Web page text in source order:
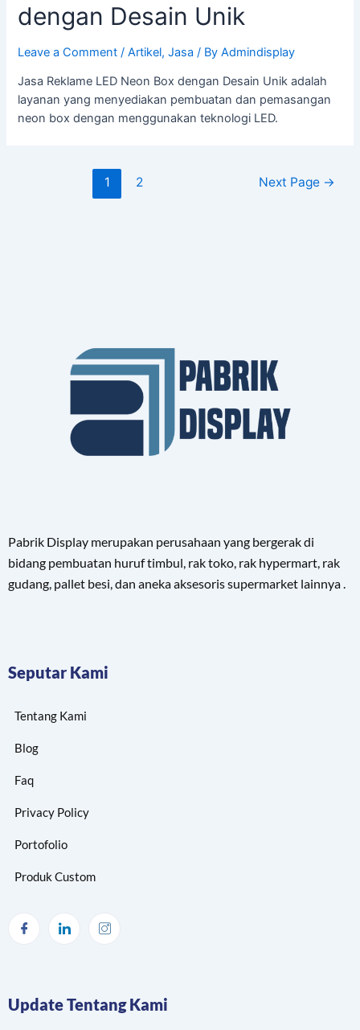
dengan Desain Unik
Leave a Comment /Artikel,Jasa / ByAdmindisplay
Jasa Reklame LED Neon Box dengan Desain Unik adalah
layanan yang menyediakan pembuatan dan pemasangan
neon box dengan menggunakan teknologi LED.
1 2 Next Page →
Pabrik Display merupakan perusahaan yang bergerak di
bidang pembuatan huruf timbul, rak toko, rak hypermart, rak
gudang, pallet besi, dan aneka aksesoris supermarket lainnya .
Seputar Kami
Tentang Kami
Blog
Faq
Privacy Policy
Portofolio
Produk Custom
Update Tentang Kami